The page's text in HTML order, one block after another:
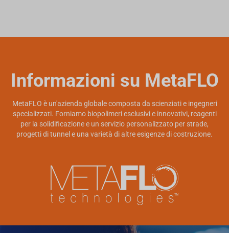
Informazioni su MetaFLO
MetaFLO è un'azienda globale composta da scienziati e ingegneri
specializzati. Forniamo biopolimeri esclusivi e innovativi, reagenti
per la solidificazione e un servizio personalizzato per strade,
progetti di tunnel e una varietà di altre esigenze di costruzione.